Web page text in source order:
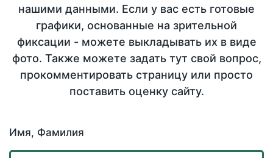
нашими данными. Если у вас есть готовые
графики, основанные на зрительной
фиксации - можете выкладывать их в виде
фото. Также можете задать тут свой вопрос,
прокомментировать страницу или просто
поставить оценку сайту.
Имя, Фамилия